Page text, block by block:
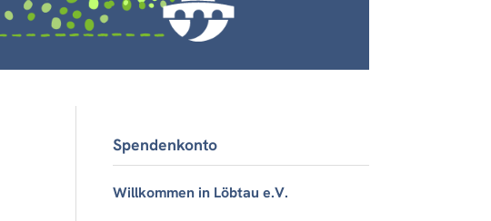
Spendenkonto
Willkommen in Löbtau e.V.